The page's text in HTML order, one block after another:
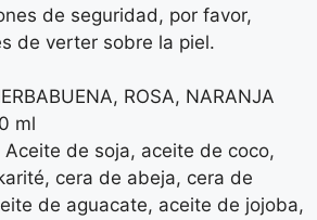
de seguridad, por favor,
de verter sobre la piel.
ROSA, NARANJA
ml
Aceite de soja, aceite de coco,
cera de abeja, cera de
de aguacate, aceite de jojoba,